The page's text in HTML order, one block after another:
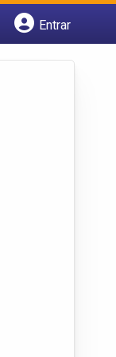
Entrar